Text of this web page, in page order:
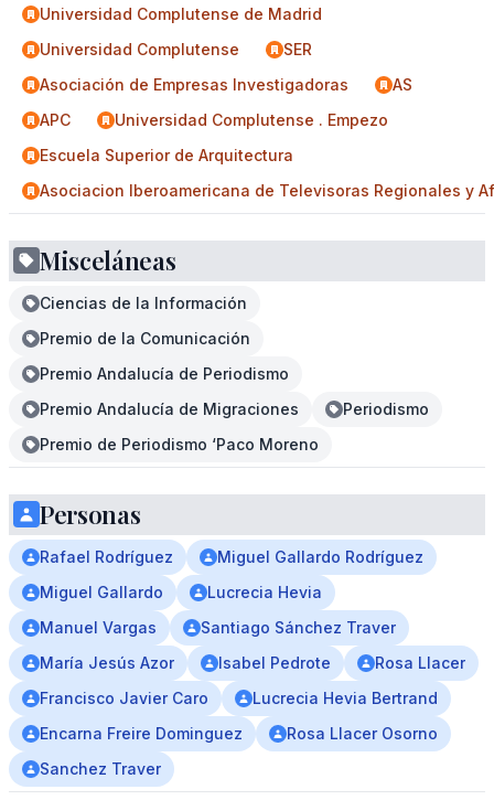
Universidad Complutense de Madrid
Universidad Complutense
SER
Asociación de Empresas Investigadoras
AS
APC
Universidad Complutense . Empezo
Escuela Superior de Arquitectura
Asociacion Iberoamericana de Televisoras Regionales y
Misceláneas
Ciencias de la Información
Premio de la Comunicación
Premio Andalucía de Periodismo
Premio Andalucía de Migraciones
Periodismo
Premio de Periodismo ‘Paco Moreno
Personas
Rafael Rodríguez
Miguel Gallardo Rodríguez
Miguel Gallardo
Lucrecia Hevia
Manuel Vargas
Santiago Sánchez Traver
María Jesús Azor
Isabel Pedrote
Rosa Llacer
Francisco Javier Caro
Lucrecia Hevia Bertrand
Encarna Freire Dominguez
Rosa Llacer Osorno
Sanchez Traver